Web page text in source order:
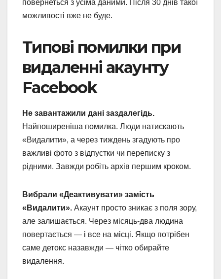
повернеться з усіма даними. Після 30 днів такої
можливості вже не буде.
Типові помилки при
видаленні акаунту
Facebook
Не завантажили дані заздалегідь.
Найпоширеніша помилка. Люди натискають
«Видалити», а через тиждень згадують про
важливі фото з відпустки чи переписку з
рідними. Завжди робіть архів першим кроком.
Вибрали «Деактивувати» замість
«Видалити». Акаунт просто зникає з поля зору,
але залишається. Через місяць-два людина
повертається — і все на місці. Якщо потрібен
саме детокс назавжди — чітко обирайте
видалення.